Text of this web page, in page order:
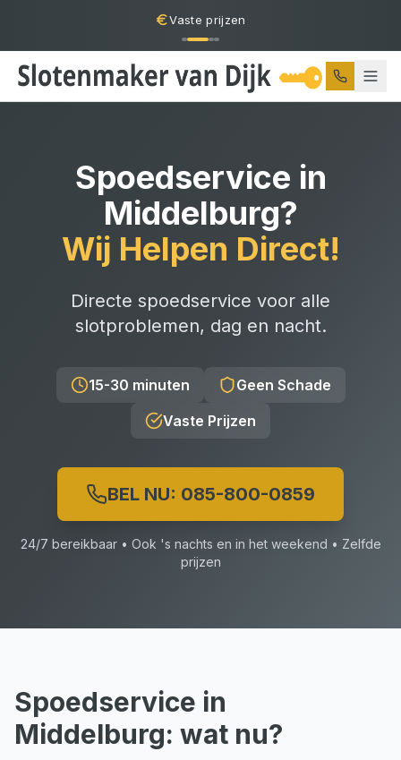
Vaste prijzen
Spoedservice in
Middelburg?
Wij Helpen Direct!
Directe spoedservice voor alle
slotproblemen, dag en nacht.
15-30 minuten
Geen Schade
Vaste Prijzen
BEL NU: 085-800-0859
24/7 bereikbaar • Ook 's nachts en in het weekend • Zelfde
prijzen
Spoedservice in
Middelburg: wat nu?